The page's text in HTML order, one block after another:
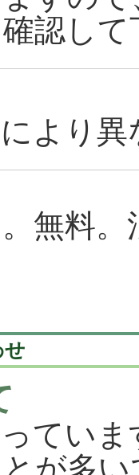
認して
より
無料
せ
てい